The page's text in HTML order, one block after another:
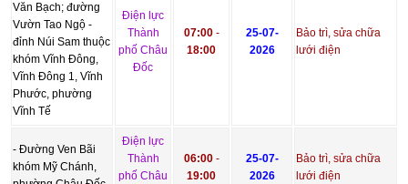
Văn Bạch; đường
Vườn Tao Ngộ -
đỉnh Núi Sam thuộc
khóm Vĩnh Đông,
Vĩnh Đông 1, Vĩnh
Phước, phường
Vĩnh Tế
Điện lực
Thành
phố Châu
Đốc
07:00-
18:00
25-07-
2026
Bảo trì, sửa chữa
lưới điện
- Đường Ven Bãi
khóm Mỹ Chánh,
Điện lực
Thành
phố Châu
06:00-
19:00
25-07-
2026
Bảo trì, sửa chữa
lưới điện